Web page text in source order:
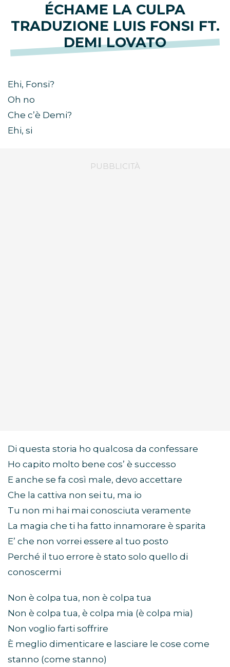
ÉCHAME LA CULPA
TRADUZIONE LUIS FONSI FT.
DEMI LOVATO
Ehi, Fonsi?
Oh no
Che c’è Demi?
Ehi, si
Di questa storia ho qualcosa da confessare
Ho capito molto bene cos’ è successo
E anche se fa così male, devo accettare
Che la cattiva non sei tu, ma io
Tu non mi hai mai conosciuta veramente
La magia che ti ha fatto innamorare è sparita
E’ che non vorrei essere al tuo posto
Perché il tuo errore è stato solo quello di
conoscermi
Non è colpa tua, non è colpa tua
Non è colpa tua, è colpa mia (è colpa mia)
Non voglio farti soffrire
È meglio dimenticare e lasciare le cose come
stanno (come stanno)